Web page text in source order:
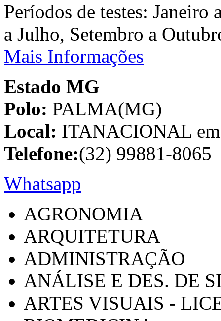
Períodos de testes:
a Julho, Setembro a
Mais Informações
Estado MG
Polo: PALMA(MG)
Local: ITANACIONAL
Telefone:(32) 99881-8065
Whatsapp
AGRONOMIA
ARQUITETURA
ADMINISTRAÇÃO
ANÁLISE E DES. DE
ARTES VISUAIS -